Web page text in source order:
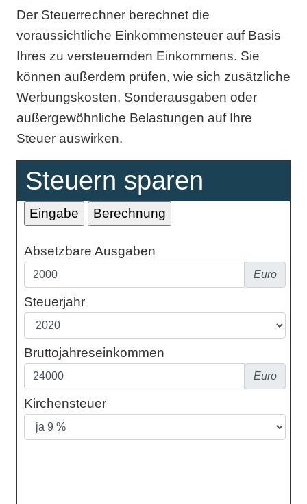
Der Steuerrechner berechnet die
voraussichtliche Einkommensteuer auf Basis
Ihres zu versteuernden Einkommens. Sie
können außerdem prüfen, wie sich zusätzliche
Werbungskosten, Sonderausgaben oder
außergewöhnliche Belastungen auf Ihre
Steuer auswirken.
Steuern sparen
Absetzbare Ausgaben
Euro
Steuerjahr
Bruttojahreseinkommen
Euro
Kirchensteuer